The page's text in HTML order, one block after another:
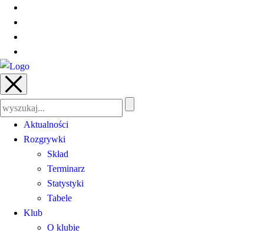
Szukaj:
Aktualności
Rozgrywki
Skład
Terminarz
Statystyki
Tabele
Klub
O klubie